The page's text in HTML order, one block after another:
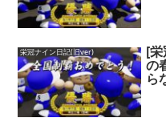
栄冠ナイン日記(旧ver) [
の
ら